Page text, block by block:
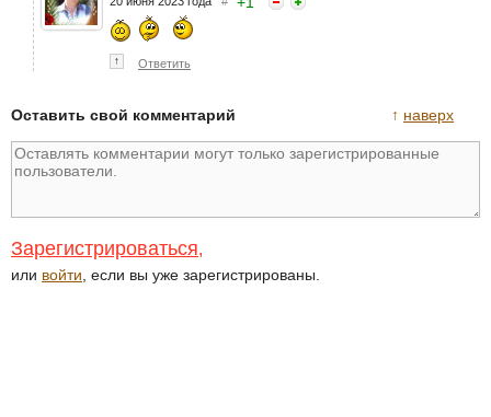
↑ Ответить
↑ наверх
Оставить свой комментарий
Зарегистрироваться,
или войти , если вы уже зарегистрированы.